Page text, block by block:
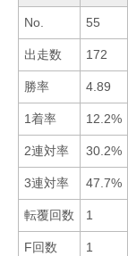
No. 55
出走数 172
勝率 4.89
1着率 12.2%
2連対率 30.2%
3連対率 47.7%
転覆回数 1
F回数 1